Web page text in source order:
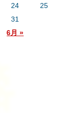
6月 »
24
25
31